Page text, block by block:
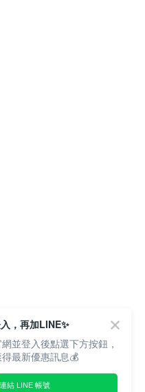
，再加LINE✨
並登入後點選下方按鈕，
最新優惠訊息💰
連結 LINE 帳號